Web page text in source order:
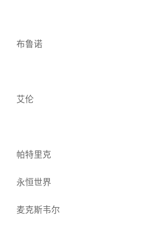
布鲁诺
艾伦
帕特里克
永恒世界
麦克斯韦尔